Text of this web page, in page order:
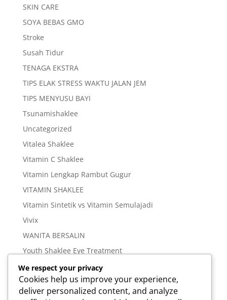
SKIN CARE
SOYA BEBAS GMO
Stroke
Susah Tidur
TENAGA EKSTRA
TIPS ELAK STRESS WAKTU JALAN JEM
TIPS MENYUSU BAYI
Tsunamishaklee
Uncategorized
Vitalea Shaklee
Vitamin C Shaklee
Vitamin Lengkap Rambut Gugur
VITAMIN SHAKLEE
Vitamin Sintetik vs Vitamin Semulajadi
Vivix
WANITA BERSALIN
Youth Shaklee Eye Treatment
YOUTH SKIN CARE SERIES
Meta
We respect your privacy
Cookies help us improve your experience,
deliver personalized content, and analyze